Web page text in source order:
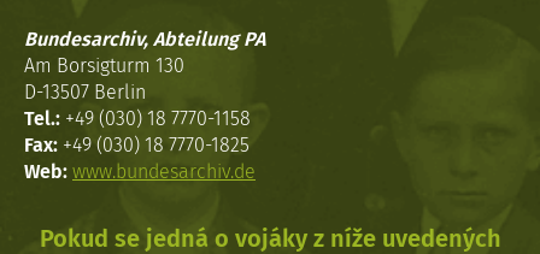
Bundesarchiv, Abteilung PA
Am Borsigturm 130
D-13507 Berlin
Tel.: +49 (030) 18 7770-1158
Fax: +49 (030) 18 7770-1825
Web: www.bundesarchiv.de
Pokud se jedná o vojáky z níže uvedených